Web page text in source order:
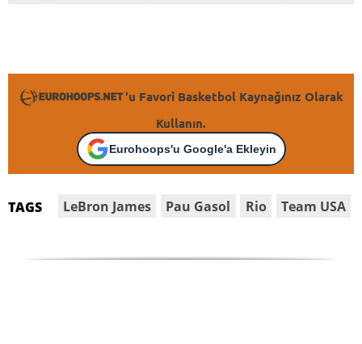
'u Favori Basketbol Kaynağınız Olarak
Kullanın.
Eurohoops'u Google'a Ekleyin
TAGS LeBron James Pau Gasol Rio Team USA